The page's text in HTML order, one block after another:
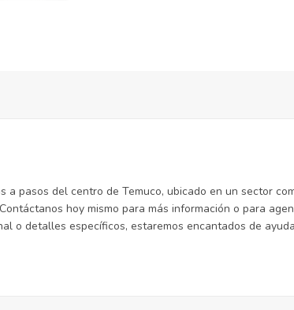
a pasos del centro de Temuco, ubicado en un sector
hoy mismo para más información o para
o detalles específicos, estaremos encantados de